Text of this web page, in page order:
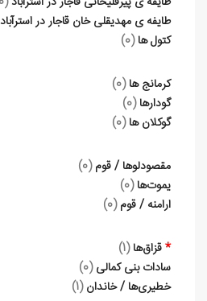
طایفه ی مهدیقلی خان قاجار در استرآباد
کتول ها (0)
کرمانج ها (0)
گودارها (0)
گوکلان ها (0)
مقصودلوها / قوم (0)
یموت‌ها (0)
ارامنه / قوم (0)
*قزاق‌ها (1)
سادات بنی کمالی (0)
خطیری‌ها / خاندان (1)